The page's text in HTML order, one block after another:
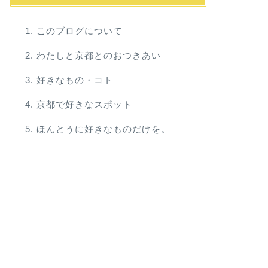
このブログについて
わたしと京都とのおつきあい
好きなもの・コト
京都で好きなスポット
ほんとうに好きなものだけを。